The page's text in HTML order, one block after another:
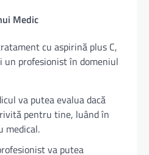
Medic
cu aspirină plus C,
profesionist în domeniul
va putea evalua dacă
pentru tine, luând în
medical.
va putea